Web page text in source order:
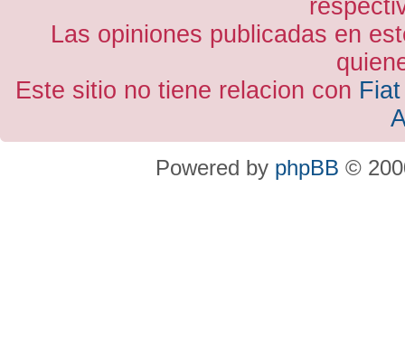
Las opiniones publicadas en
Este sitio no tiene relacion con
Powered by phpBB ©